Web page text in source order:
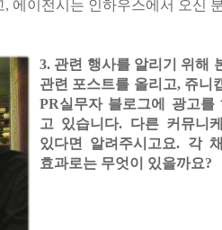
에이전시는 인하우스에서 오신
3. 관련 행사를 알리기 위해
관련 포스트를 올리고, 쥬니
PR실무자 블로그에 광고를
고 있습니다. 다른 커뮤니
있다면 알려주시고요. 각
효과로는 무엇이 있을까요?